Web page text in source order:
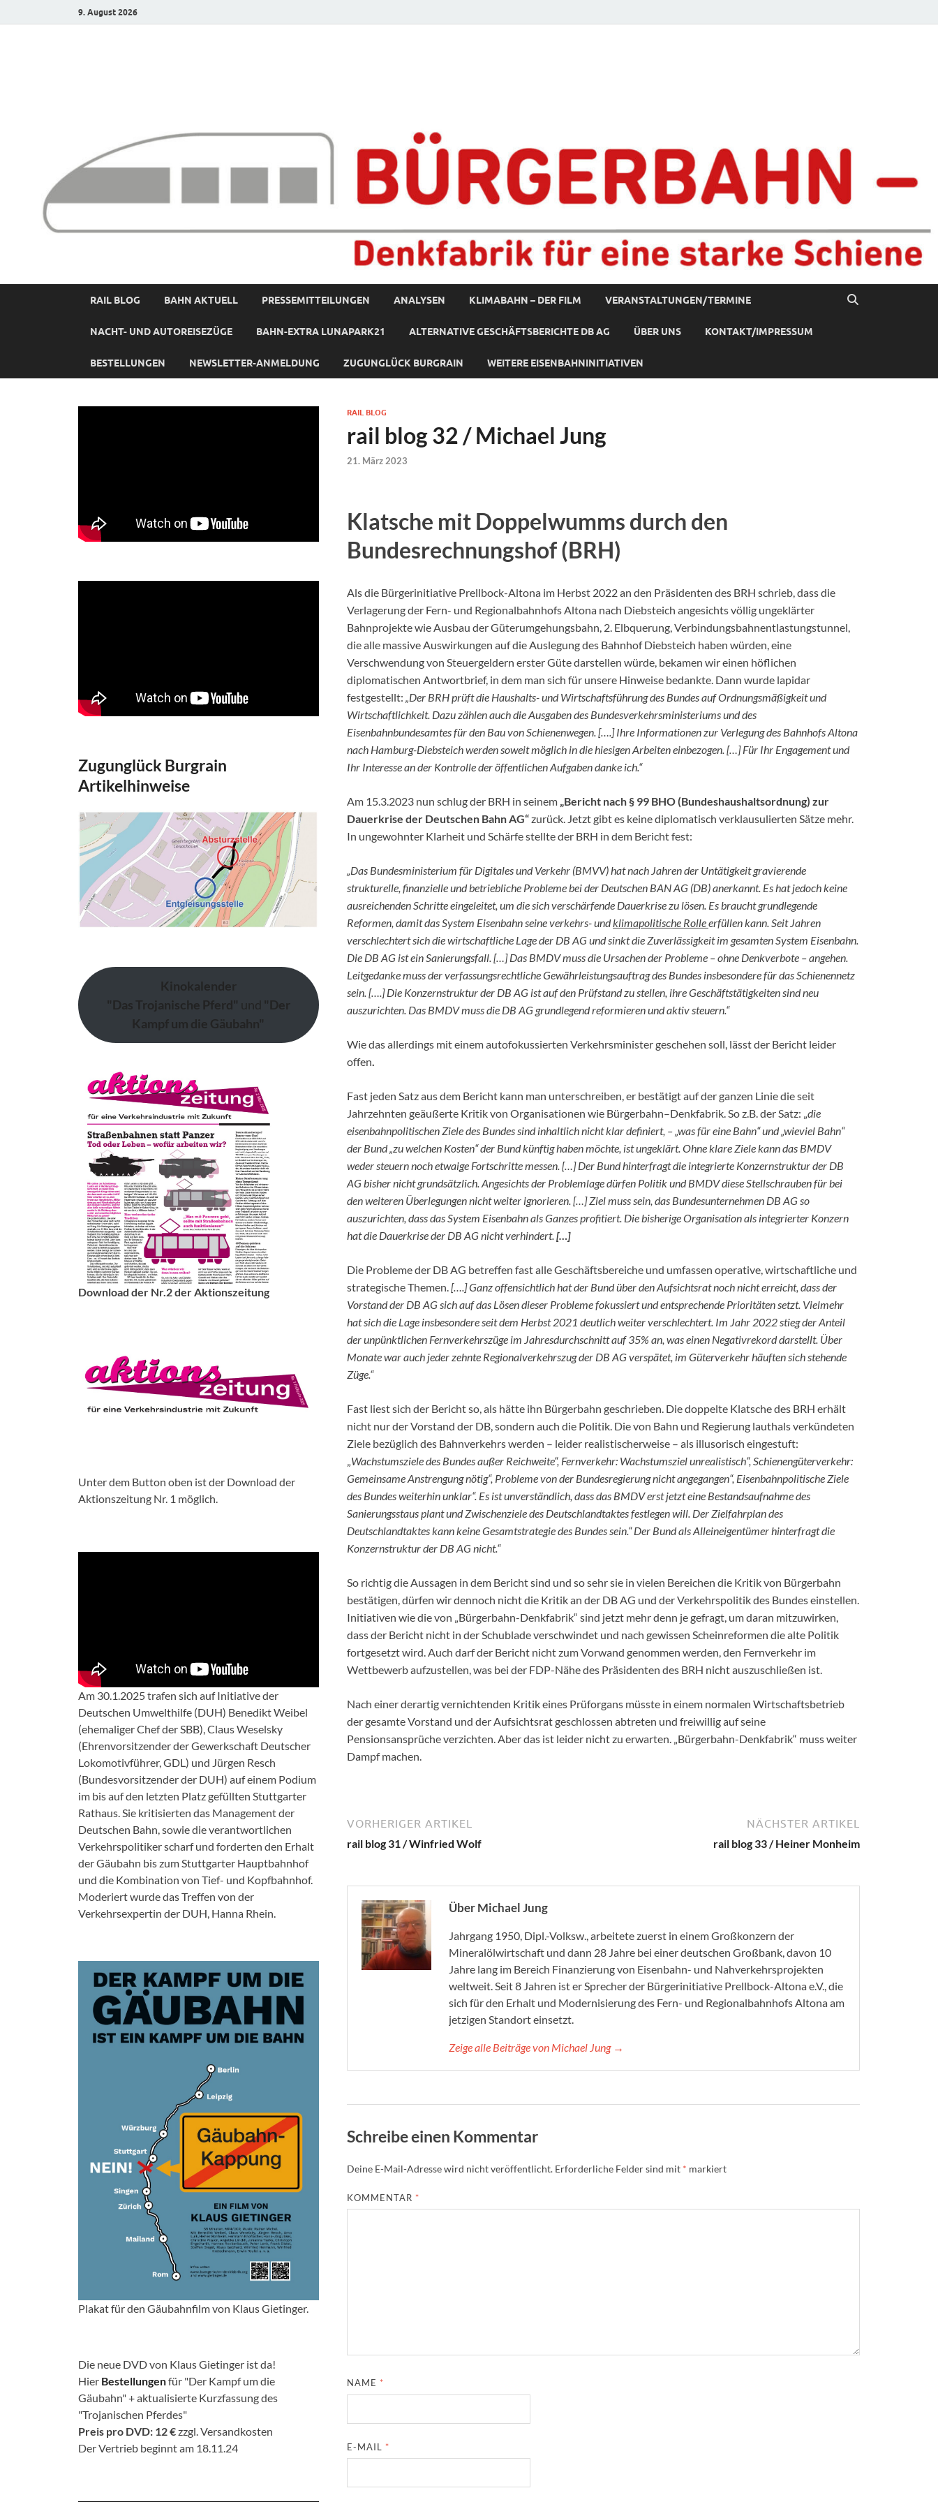
9. August 2026
RAIL BLOG BAHN AKTUELL PRESSEMITTEILUNGEN ANALYSEN KLIMABAHN – DER FILM VERANSTALTUNGEN/TERMINE
NACHT- UND AUTOREISEZÜGE BAHN-EXTRA LUNAPARK21 ALTERNATIVE GESCHÄFTSBERICHTE DB AG ÜBER UNS KONTAKT/IMPRESSUM
BESTELLUNGEN NEWSLETTER-ANMELDUNG ZUGUNGLÜCK BURGRAIN WEITERE EISENBAHNINITIATIVEN
RAIL BLOG
rail blog 32 / Michael Jung
21. März 2023
Klatsche mit Doppelwumms durch den
Bundesrechnungshof (BRH)
Als die Bürgerinitiative Prellbock-Altona im Herbst 2022 an den Präsidenten des BRH schrieb, dass die
Verlagerung der Fern- und Regionalbahnhofs Altona nach Diebsteich angesichts völlig ungeklärter
Bahnprojekte wie Ausbau der Güterumgehungsbahn, 2. Elbquerung, Verbindungsbahnentlastungstunnel,
die alle massive Auswirkungen auf die Auslegung des Bahnhof Diebsteich haben würden, eine
Verschwendung von Steuergeldern erster Güte darstellen würde, bekamen wir einen höflichen
diplomatischen Antwortbrief, in dem man sich für unsere Hinweise bedankte. Dann wurde lapidar
festgestellt: „Der BRH prüft die Haushalts- und Wirtschaftsführung des Bundes auf Ordnungsmäßigkeit und
Wirtschaftlichkeit. Dazu zählen auch die Ausgaben des Bundesverkehrsministeriums und des
Eisenbahnbundesamtes für den Bau von Schienenwegen. [….] Ihre Informationen zur Verlegung des Bahnhofs Altona
nach Hamburg-Diebsteich werden soweit möglich in die hiesigen Arbeiten einbezogen. […] Für Ihr Engagement und
Ihr Interesse an der Kontrolle der öffentlichen Aufgaben danke ich.“
Am 15.3.2023 nun schlug der BRH in seinem „Bericht nach § 99 BHO (Bundeshaushaltsordnung) zur
Dauerkrise der Deutschen Bahn AG“zurück. Jetzt gibt es keine diplomatisch verklausulierten Sätze mehr.
In ungewohnter Klarheit und Schärfe stellte der BRH in dem Bericht fest:
„Das Bundesministerium für Digitales und Verkehr (BMVV) hat nach Jahren der Untätigkeit gravierende
strukturelle, finanzielle und betriebliche Probleme bei der Deutschen BAN AG (DB) anerkannt. Es hat jedoch keine
ausreichenden Schritte eingeleitet, um die sich verschärfende Dauerkrise zu lösen. Es braucht grundlegende
Reformen, damit das System Eisenbahn seine verkehrs- undklimapolitische Rolleerfüllen kann. Seit Jahren
verschlechtert sich die wirtschaftliche Lage der DB AG und sinkt die Zuverlässigkeit im gesamten System Eisenbahn.
Die DB AG ist ein Sanierungsfall. […] Das BMDV muss die Ursachen der Probleme – ohne Denkverbote – angehen.
Leitgedanke muss der verfassungsrechtliche Gewährleistungsauftrag des Bundes insbesondere für das Schienennetz
sein. [….] Die Konzernstruktur der DB AG ist auf den Prüfstand zu stellen, ihre Geschäftstätigkeiten sind neu
auszurichten. Das BMDV muss die DB AG grundlegend reformieren und aktiv steuern.“
Wie das allerdings mit einem autofokussierten Verkehrsminister geschehen soll, lässt der Bericht leider
offen.
Fast jeden Satz aus dem Bericht kann man unterschreiben, er bestätigt auf der ganzen Linie die seit
Jahrzehnten geäußerte Kritik von Organisationen wie Bürgerbahn–Denkfabrik. So z.B. der Satz: „die
eisenbahnpolitischen Ziele des Bundes sind inhaltlich nicht klar definiert, –„was für eine Bahn“ und „wieviel Bahn“
der Bund „zu welchen Kosten“ der Bund künftig haben möchte, ist ungeklärt. Ohne klare Ziele kann das BMDV
weder steuern noch etwaige Fortschritte messen. […] Der Bund hinterfragt die integrierte Konzernstruktur der DB
AG bisher nicht grundsätzlich. Angesichts der Problemlage dürfen Politik und BMDV diese Stellschrauben für bei
den weiteren Überlegungen nicht weiter ignorieren. […] Ziel muss sein, das Bundesunternehmen DB AG so
auszurichten, dass das System Eisenbahn als Ganzes profitiert. Die bisherige Organisation als integrierter Konzern
hat die Dauerkrise der DB AG nicht verhindert.[…]
Die Probleme der DB AG betreffen fast alle Geschäftsbereiche und umfassen operative, wirtschaftliche und
strategische Themen.[….] Ganz offensichtlich hat der Bund über den Aufsichtsrat noch nicht erreicht, dass der
Vorstand der DB AG sich auf das Lösen dieser Probleme fokussiert und entsprechende Prioritäten setzt. Vielmehr
hat sich die Lage insbesondere seit dem Herbst 2021 deutlich weiter verschlechtert. Im Jahr 2022 stieg der Anteil
der unpünktlichen Fernverkehrszüge im Jahresdurchschnitt auf 35% an, was einen Negativrekord darstellt. Über
Monate war auch jeder zehnte Regionalverkehrszug der DB AG verspätet, im Güterverkehr häuften sich stehende
Züge.“
Fast liest sich der Bericht so, als hätte ihn Bürgerbahn geschrieben. Die doppelte Klatsche des BRH erhält
nicht nur der Vorstand der DB, sondern auch die Politik. Die von Bahn und Regierung lauthals verkündeten
Ziele bezüglich des Bahnverkehrs werden – leider realistischerweise – als illusorisch eingestuft:
„Wachstumsziele des Bundes außer Reichweite“, Fernverkehr: Wachstumsziel unrealistisch“, Schienengüterverkehr:
Gemeinsame Anstrengung nötig“, Probleme von der Bundesregierung nicht angegangen“, Eisenbahnpolitische Ziele
des Bundes weiterhin unklar“. Es ist unverständlich, dass das BMDV erst jetzt eine Bestandsaufnahme des
Sanierungsstaus plant und Zwischenziele des Deutschlandtaktes festlegen will. Der Zielfahrplan des
Deutschlandtaktes kann keine Gesamtstrategie des Bundes sein.“ Der Bund als Alleineigentümer hinterfragt die
Konzernstruktur der DB AG nicht.“
So richtig die Aussagen in dem Bericht sind und so sehr sie in vielen Bereichen die Kritik von Bürgerbahn
bestätigen, dürfen wir dennoch nicht die Kritik an der DB AG und der Verkehrspolitik des Bundes einstellen.
Initiativen wie die von „Bürgerbahn-Denkfabrik“ sind jetzt mehr denn je gefragt, um daran mitzuwirken,
dass der Bericht nicht in der Schublade verschwindet und nach gewissen Scheinreformen die alte Politik
fortgesetzt wird. Auch darf der Bericht nicht zum Vorwand genommen werden, den Fernverkehr im
Wettbewerb aufzustellen, was bei der FDP-Nähe des Präsidenten des BRH nicht auszuschließen ist.
Nach einer derartig vernichtenden Kritik eines Prüforgans müsste in einem normalen Wirtschaftsbetrieb
der gesamte Vorstand und der Aufsichtsrat geschlossen abtreten und freiwillig auf seine
Pensionsansprüche verzichten. Aber das ist leider nicht zu erwarten. „Bürgerbahn-Denkfabrik“ muss weiter
Dampf machen.
VORHERIGER ARTIKEL
rail blog 31 / Winfried Wolf
NÄCHSTER ARTIKEL
rail blog 33 / Heiner Monheim
Über Michael Jung
Jahrgang 1950, Dipl.-Volksw., arbeitete zuerst in einem Großkonzern der
Mineralölwirtschaft und dann 28 Jahre bei einer deutschen Großbank, davon 10
Jahre lang im Bereich Finanzierung von Eisenbahn- und Nahverkehrsprojekten
weltweit. Seit 8 Jahren ist er Sprecher der Bürgerinitiative Prellbock-Altona e.V., die
sich für den Erhalt und Modernisierung des Fern- und Regionalbahnhofs Altona am
jetzigen Standort einsetzt.
Zeige alle Beiträge von Michael Jung →
Schreibe einen Kommentar
Deine E-Mail-Adresse wird nicht veröffentlicht. Erforderliche Felder sind mit * markiert
KOMMENTAR *
NAME *
E-MAIL *
Zugunglück Burgrain
Artikelhinweise
Kinokalender
"Das Trojanische Pferd" und "Der
Kampf um die Gäubahn"
Download der Nr.2 der Aktionszeitung
Unter dem Button oben ist der Download der
Aktionszeitung Nr. 1 möglich.
Am 30.1.2025 trafen sich auf Initiative der
Deutschen Umwelthilfe (DUH) Benedikt Weibel
(ehemaliger Chef der SBB), Claus Weselsky
(Ehrenvorsitzender der Gewerkschaft Deutscher
Lokomotivführer, GDL) und Jürgen Resch
(Bundesvorsitzender der DUH) auf einem Podium
im bis auf den letzten Platz gefüllten Stuttgarter
Rathaus. Sie kritisierten das Management der
Deutschen Bahn, sowie die verantwortlichen
Verkehrspolitiker scharf und forderten den Erhalt
der Gäubahn bis zum Stuttgarter Hauptbahnhof
und die Kombination von Tief- und Kopfbahnhof.
Moderiert wurde das Treffen von der
Verkehrsexpertin der DUH, Hanna Rhein.
Plakat für den Gäubahnfilm von Klaus Gietinger.
Die neue DVD von Klaus Gietinger ist da!
Hier Bestellungenfür "Der Kampf um die
Gäubahn" + aktualisierte Kurzfassung des
"Trojanischen Pferdes"
Preis pro DVD: 12 €zzgl. Versandkosten
Der Vertrieb beginnt am 18.11.24